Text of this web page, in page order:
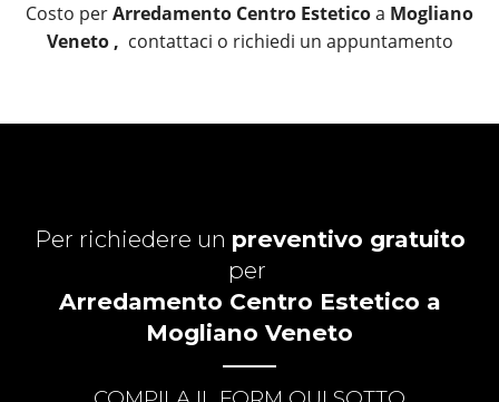
Costo perArredamento Centro Esteticoa Mogliano
Veneto , contattaci o richiedi un appuntamento
Per richiedere un preventivo gratuito
per
Arredamento Centro Estetico a
Mogliano Veneto